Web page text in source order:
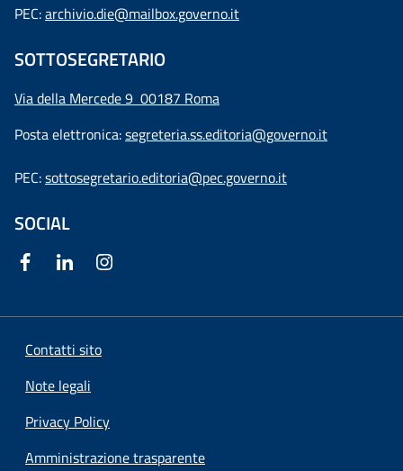
PEC:archivio.die@mailbox.governo.it
SOTTOSEGRETARIO
Via della Mercede 9 00187 Roma
Posta elettronica:segreteria.ss.editoria@governo.it
PEC:sottosegretario.editoria@pec.governo.it
SOCIAL
Contatti sito
Note legali
Privacy Policy
Amministrazione trasparente